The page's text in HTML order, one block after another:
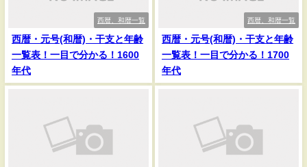
西暦、和暦一覧
西暦・元号(和暦)・干支と年齢
一覧表！一目で分かる！1600
年代
西暦、和暦一覧
西暦・元号(和暦)・干支と年齢
一覧表！一目で分かる！1700
年代